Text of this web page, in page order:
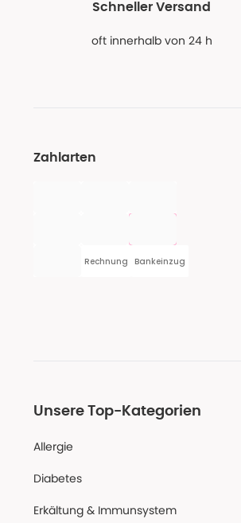
Schneller Versand
oft innerhalb von 24 h
Zahlarten
Rechnung Bankeinzug
Unsere Top-Kategorien
Allergie
Diabetes
Erkältung & Immunsystem